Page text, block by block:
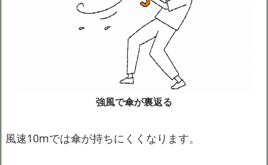
強風で傘が裏返る
風速10mでは傘が持ちにくくなります。